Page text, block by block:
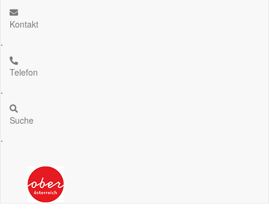
Kontakt
.
Telefon
.
Suche
.